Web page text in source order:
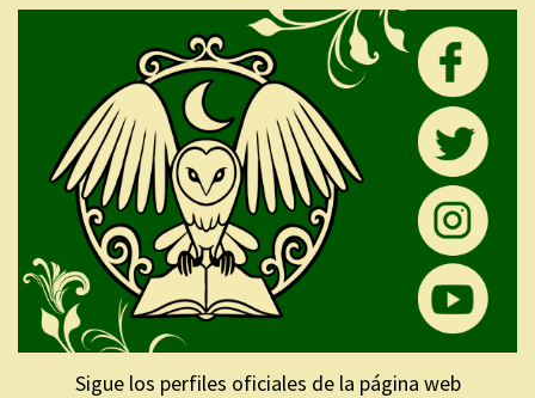
Sigue los perfiles oficiales de la página web